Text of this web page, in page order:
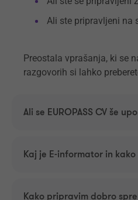
Ali ste pripravljeni na
Preostala vprašanja, ki se
razgovorih si lahko
Ali se EUROPASS CV še
Kaj je E-informator in
Kako pripravim dobro